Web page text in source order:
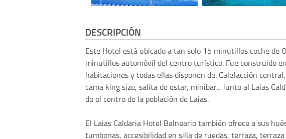
DESCRIPCIÓN
Este Hotel está ubicado a tan solo 15 minutillos coche de
minutillos automóvil del centro turístico. Fue construido
habitaciones y todas ellas disponen de: Calefacción
cama king size, salita de estar, minibar... Junto al Laias
de el centro de la población de Laias.
El Laias Caldaria Hotel Balneario también ofrece a sus
tumbonas, accesibilidad en silla de ruedas, terraza,